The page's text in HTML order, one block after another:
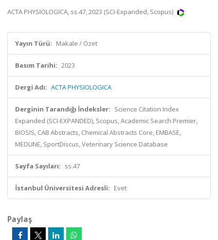
ACTA PHYSIOLOGICA, ss.47, 2023 (SCI-Expanded, Scopus)
Yayın Türü: Makale / Özet
Basım Tarihi: 2023
Dergi Adı: ACTA PHYSIOLOGICA
Derginin Tarandığı İndeksler: Science Citation Index
Expanded (SCI-EXPANDED), Scopus, Academic Search Premier,
BIOSIS, CAB Abstracts, Chemical Abstracts Core, EMBASE,
MEDLINE, SportDiscus, Veterinary Science Database
Sayfa Sayıları: ss.47
İstanbul Üniversitesi Adresli: Evet
Paylaş